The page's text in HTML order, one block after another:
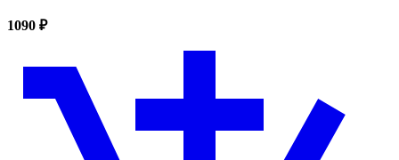
1090 ₽